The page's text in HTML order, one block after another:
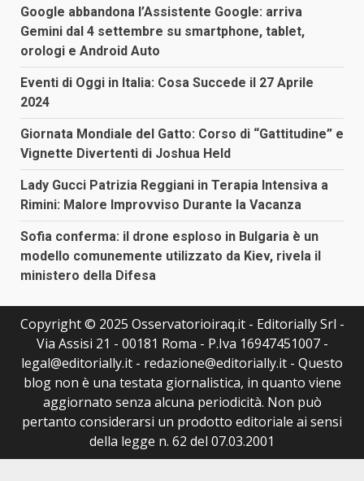
Google abbandona l’Assistente Google: arriva
Gemini dal 4 settembre su smartphone, tablet,
orologi e Android Auto
Eventi di Oggi in Italia: Cosa Succede il 27 Aprile
2024
Giornata Mondiale del Gatto: Corso di “Gattitudine” e
Vignette Divertenti di Joshua Held
Lady Gucci Patrizia Reggiani in Terapia Intensiva a
Rimini: Malore Improvviso Durante la Vacanza
Sofia conferma: il drone esploso in Bulgaria è un
modello comunemente utilizzato da Kiev, rivela il
ministero della Difesa
Copyright © 2025 Osservatorioiraq.it - Editorially Srl -
Via Assisi 21 - 00181 Roma - P.Iva 16947451007 -
legal@editorially.it - redazione@editorially.it - Questo
blog non è una testata giornalistica, in quanto viene
aggiornato senza alcuna periodicità. Non può
pertanto considerarsi un prodotto editoriale ai sensi
della legge n. 62 del 07.03.2001